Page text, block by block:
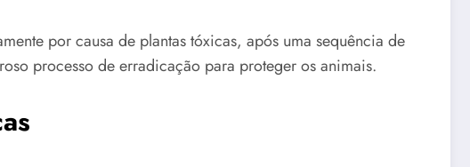
por causa de plantas tóxicas, após uma sequência de
processo de erradicação para proteger os animais.